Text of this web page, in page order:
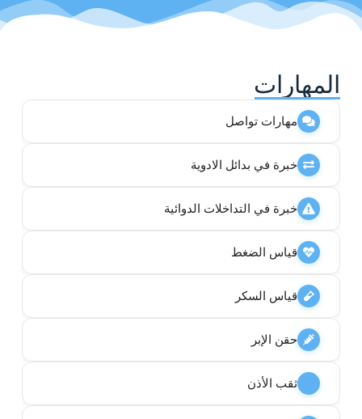
المهارات
مهارات تواصل
خبرة في بدائل الادوية
خبرة في التداخلات الدوائية
قياس الضغط
قياس السكر
حقن الإبر
ثقب الأذن